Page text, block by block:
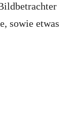
sowie etwas